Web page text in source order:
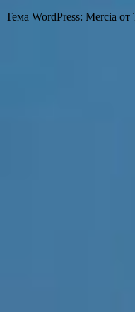
Тема WordPress: Mercia от